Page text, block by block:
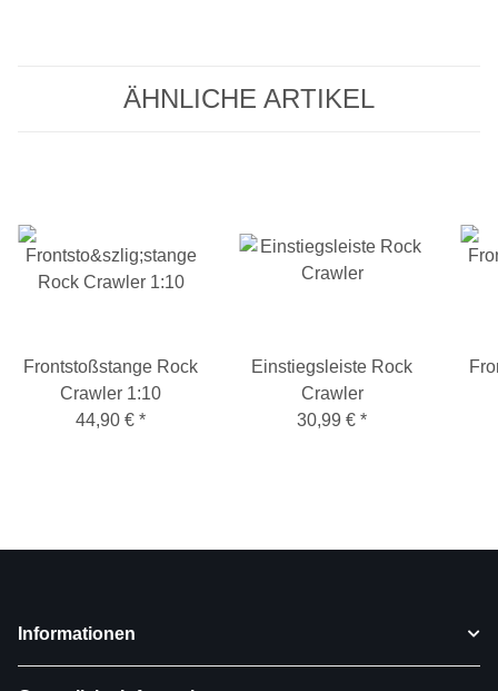
ÄHNLICHE ARTIKEL
Frontstoßstange Rock
Crawler 1:10
44,90 € *
Einstiegsleiste Rock
Crawler
30,99 € *
Informationen